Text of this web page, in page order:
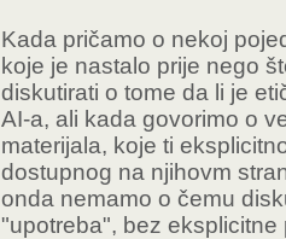
Kada pričamo o nekoj
koje je nastalo prije nego
diskutirati o tome da li je
AI-a, ali kada govorimo o
materijala, koje ti
dostupnog na njihovm
onda nemamo o čemu
"upotreba", bez